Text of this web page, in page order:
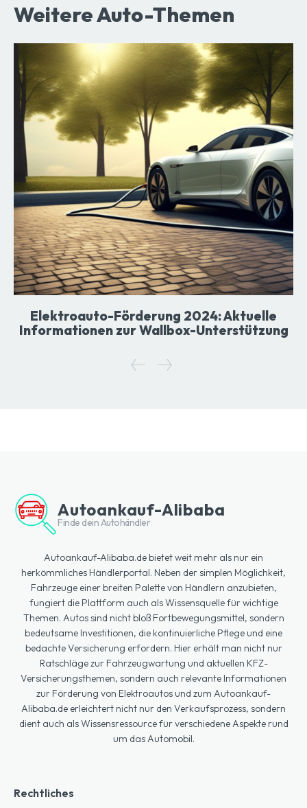
Weitere Auto-Themen
Elektroauto-Förderung 2024: Aktuelle
Informationen zur Wallbox-Unterstützung
Autoankauf-Alibaba
Finde dein Autohändler
Autoankauf-Alibaba.de bietet weit mehr als nur ein
herkömmliches Händlerportal. Neben der simplen Möglichkeit,
Fahrzeuge einer breiten Palette von Händlern anzubieten,
fungiert die Plattform auch als Wissensquelle für wichtige
Themen. Autos sind nicht bloß Fortbewegungsmittel, sondern
bedeutsame Investitionen, die kontinuierliche Pflege und eine
bedachte Versicherung erfordern. Hier erhält man nicht nur
Ratschläge zur Fahrzeugwartung und aktuellen KFZ-
Versicherungsthemen, sondern auch relevante Informationen
zur Förderung von Elektroautos und zum Autoankauf-
Alibaba.de erleichtert nicht nur den Verkaufsprozess, sondern
dient auch als Wissensressource für verschiedene Aspekte rund
um das Automobil.
Rechtliches